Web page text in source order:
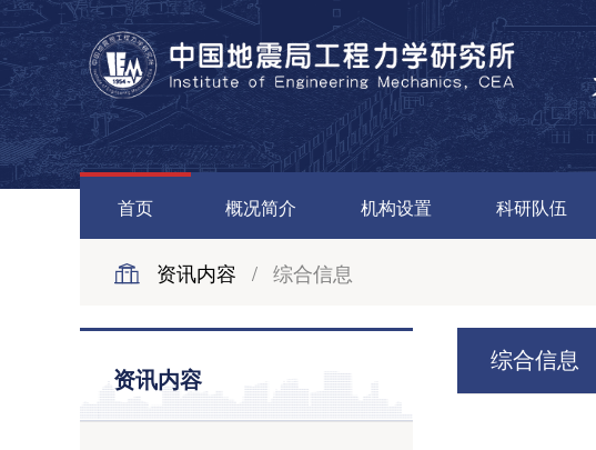
首页 概况简介 机构设置 科研队伍
资讯内容 / 综合信息
资讯内容
综合信息